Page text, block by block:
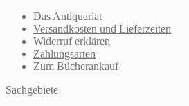
Das Antiquariat
Versandkosten und Lieferzeiten
Widerruf erklären
Zahlungsarten
Zum Bücherankauf
Sachgebiete